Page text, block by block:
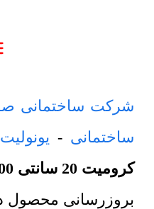
شرکت ساختمانی
ساختمانی -
کرومیت 20 سانتی 600 گرمی
بروزرسانی محصول